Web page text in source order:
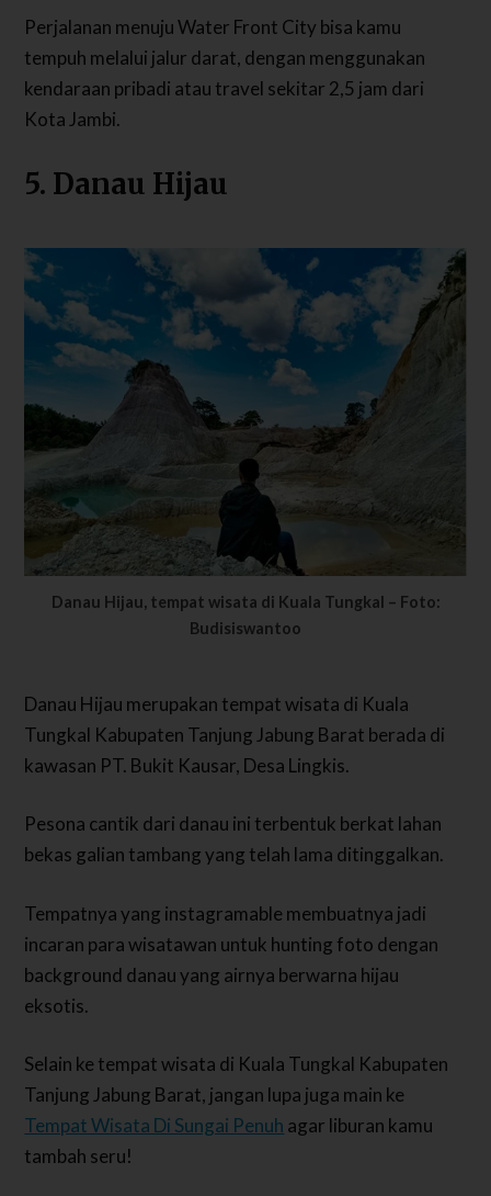
Perjalanan menuju Water Front City bisa kamu
tempuh melalui jalur darat, dengan menggunakan
kendaraan pribadi atau travel sekitar 2,5 jam dari
Kota Jambi.
5. Danau Hijau
Danau Hijau, tempat wisata di Kuala Tungkal – Foto:
Budisiswantoo
Danau Hijau merupakan tempat wisata di Kuala
Tungkal Kabupaten Tanjung Jabung Barat berada di
kawasan PT. Bukit Kausar, Desa Lingkis.
Pesona cantik dari danau ini terbentuk berkat lahan
bekas galian tambang yang telah lama ditinggalkan.
Tempatnya yang instagramable membuatnya jadi
incaran para wisatawan untuk hunting foto dengan
background danau yang airnya berwarna hijau
eksotis.
Selain ke tempat wisata di Kuala Tungkal Kabupaten
Tanjung Jabung Barat, jangan lupa juga main ke
Tempat Wisata Di Sungai Penuh agar liburan kamu
tambah seru!